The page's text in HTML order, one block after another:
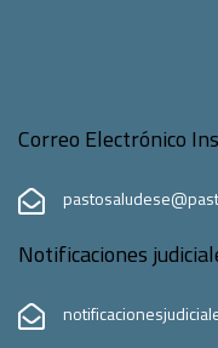
Correo Electrónico
Notificaciones